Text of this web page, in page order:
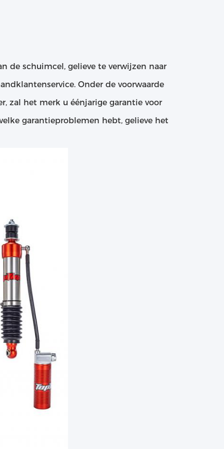
de schuimcel, gelieve te verwijzen naar
Onder de voorwaarde
zal het merk u éénjarige garantie voor
garantieproblemen hebt, gelieve het